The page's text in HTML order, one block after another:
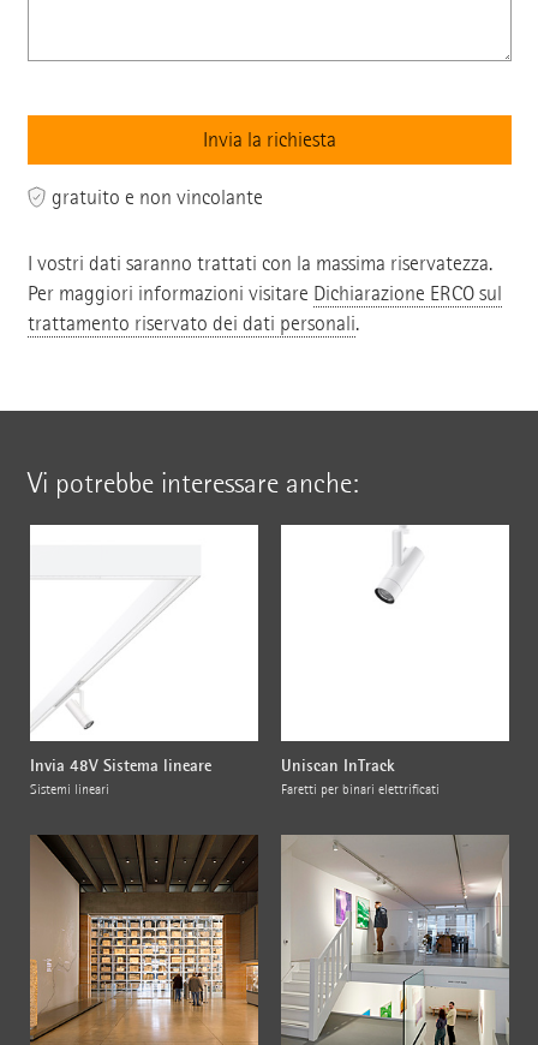
gratuito e non vincolante
I vostri dati saranno trattati con la massima riservatezza.
Per maggiori informazioni visitare Dichiarazione ERCO sul
trattamento riservato dei dati personali.
Vi potrebbe interessare anche:
Invia 48V Sistema lineare
Sistemi lineari
Uniscan InTrack
Faretti per binari elettrificati